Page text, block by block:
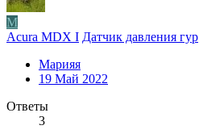
М
Acura MDX I Датчик давления гур
Марияя
19 Май 2022
Ответы
3